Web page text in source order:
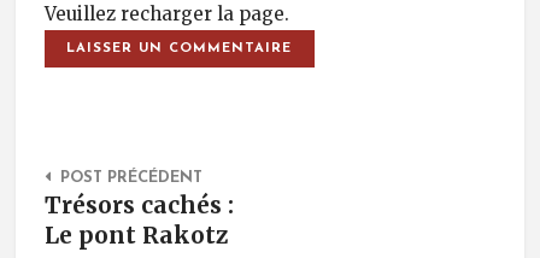
Veuillez recharger la page.
Post Navigation
POST PRÉCÉDENT
Trésors cachés :
Le pont Rakotz